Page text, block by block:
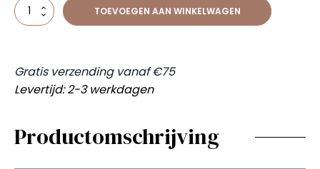
Sara
top
TOEVOEGEN AAN WINKELWAGEN
Gratis verzending vanaf €75
Levertijd: 2-3 werkdagen
Productomschrijving